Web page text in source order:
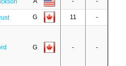
G 11 -
G - -